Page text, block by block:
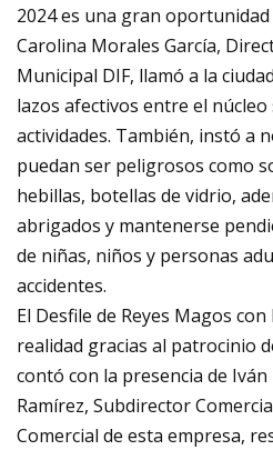
2024 es una gran
Carolina Morales García,
Municipal DIF, llamó a la
lazos afectivos entre el
actividades. También, instó a
puedan ser peligrosos como
hebillas, botellas de vidrio,
abrigados y mantenerse
de niñas, niños y personas
accidentes.
El Desfile de Reyes Magos
realidad gracias al patrocinio
contó con la presencia de
Ramírez, Subdirector
Comercial de esta empresa,